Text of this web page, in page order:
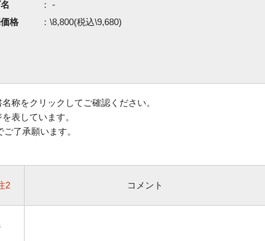
： -
格
：\8,800(税込\9,680)
称をクリックしてご確認ください。
表しています。
了承願います。
2 コメント